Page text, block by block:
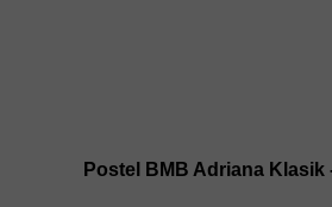
Postel BMB Adriana Klasik